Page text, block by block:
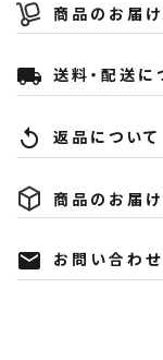
商品のお届
local_shipping 送料・配送に
replay 返品について
商品のお届
mail お問い合わせ